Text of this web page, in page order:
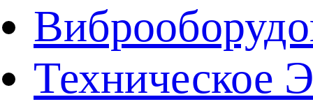
Техническое